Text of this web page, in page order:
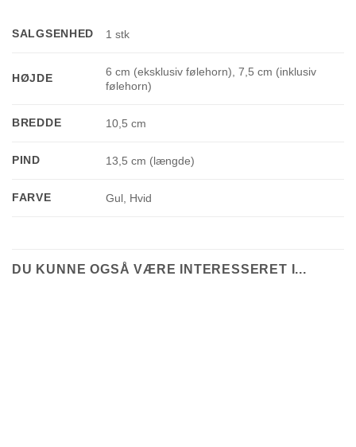
SALGSENHED 1 stk
HØJDE
6 cm (eksklusiv følehorn), 7,5 cm (inklusiv
følehorn)
BREDDE 10,5 cm
PIND 13,5 cm (længde)
FARVE Gul, Hvid
DU KUNNE OGSÅ VÆRE INTERESSERET I...